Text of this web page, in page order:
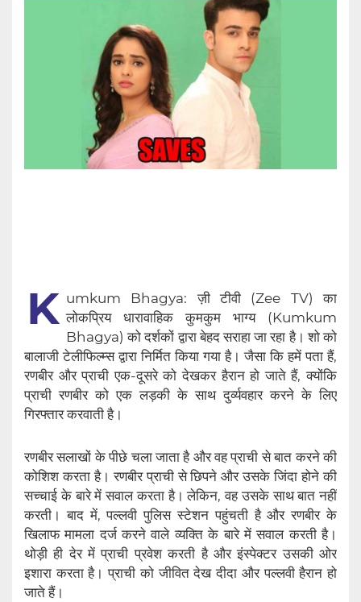
K umkum Bhagya: ज़ी टीवी (Zee TV) का
लोकप्रिय धारावाहिक कुमकुम भाग्य (Kumkum
Bhagya) को दर्शकों द्वारा बेहद सराहा जा रहा है। शो को
बालाजी टेलीफिल्म्स द्वारा निर्मित किया गया है। जैसा कि हमें पता हैं,
रणबीर और प्राची एक-दूसरे को देखकर हैरान हो जाते हैं, क्योंकि
प्राची रणबीर को एक लड़की के साथ दुर्व्यवहार करने के लिए
गिरफ्तार करवाती है।
रणबीर सलाखों के पीछे चला जाता है और वह प्राची से बात करने की
कोशिश करता है। रणबीर प्राची से छिपने और उसके जिंदा होने की
सच्चाई के बारे में सवाल करता है। लेकिन, वह उसके साथ बात नहीं
करती। बाद में, पल्लवी पुलिस स्टेशन पहुंचती है और रणबीर के
खिलाफ मामला दर्ज करने वाले व्यक्ति के बारे में सवाल करती है।
थोड़ी ही देर में प्राची प्रवेश करती है और इंस्पेक्टर उसकी ओर
इशारा करता है। प्राची को जीवित देख दीदा और पल्लवी हैरान हो
जाते हैं।